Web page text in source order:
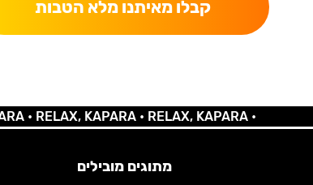
קבלו מאיתנו מלא הטבות
RELAX, KAPARA •RELAX, KAPARA •
מתוגים מובילים